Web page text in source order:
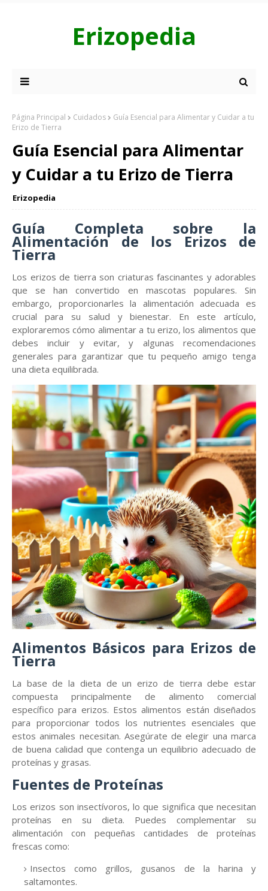
Erizopedia
Página Principal Cuidados
Guía Esencial para Alimentar y Cuidar a tu
Erizo de Tierra
Guía Esencial para Alimentar
y Cuidar a tu Erizo de Tierra
Erizopedia
Guía Completa sobre la
Alimentación de los Erizos de
Tierra
Los erizos de tierra son criaturas fascinantes y adorables
que se han convertido en mascotas populares. Sin
embargo, proporcionarles la alimentación adecuada es
crucial para su salud y bienestar. En este artículo,
exploraremos cómo alimentar a tu erizo, los alimentos que
debes incluir y evitar, y algunas recomendaciones
generales para garantizar que tu pequeño amigo tenga
una dieta equilibrada.
Alimentos Básicos para Erizos de
Tierra
La base de la dieta de un erizo de tierra debe estar
compuesta principalmente de alimento comercial
específico para erizos. Estos alimentos están diseñados
para proporcionar todos los nutrientes esenciales que
estos animales necesitan. Asegúrate de elegir una marca
de buena calidad que contenga un equilibrio adecuado de
proteínas y grasas.
Fuentes de Proteínas
Los erizos son insectívoros, lo que significa que necesitan
proteínas en su dieta. Puedes complementar su
alimentación con pequeñas cantidades de proteínas
frescas como:
Insectos como grillos, gusanos de la harina y
saltamontes.